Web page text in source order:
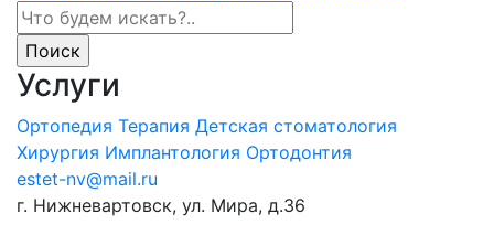
Услуги
Ортопедия Терапия Детская стоматология
Хирургия Имплантология Ортодонтия
estet-nv@mail.ru
г. Нижневартовск, ул. Мира, д.36